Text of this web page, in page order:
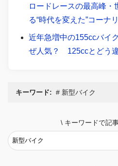
ロードレースの最高峰・
る“時代を変えた”コーナ
近年急増中の155ccバイ
ぜ人気？ 125ccとどう
キーワード: 新型バイク
\ キーワードで記